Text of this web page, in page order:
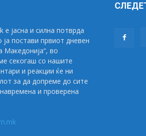
јасна и силна потврда
постави првиот дневен
Македонија“, во
секогаш со нашите
и реакции ќе ни
за да допреме до сите
и проверена